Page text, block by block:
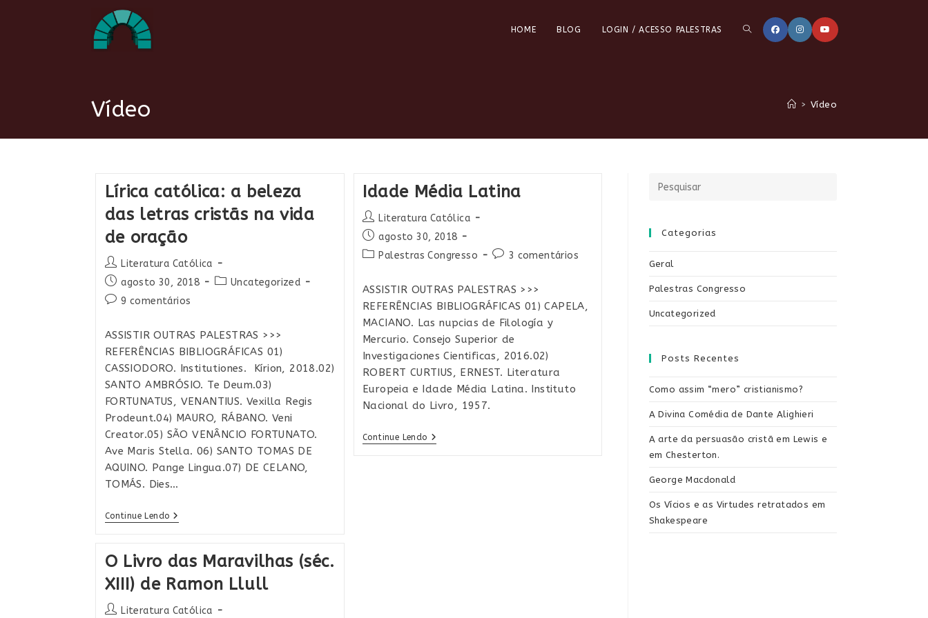
HOME BLOG LOGIN / ACESSO PALESTRAS ALTERNAR
Vídeo > Vídeo
Lírica católica: a beleza
das letras cristãs na vida
de oração
Autor
do
post:
Literatura Católica
Post
publicado:
agosto 30, 2018
Categoria
Uncategorized
Comentários
post:
9 comentários
ASSISTIR OUTRAS PALESTRAS >>>
REFERÊNCIAS BIBLIOGRÁFICAS 01)
CASSIODORO. Institutiones. Kírion, 2018.02)
SANTO AMBRÓSIO. Te Deum.03)
FORTUNATUS, VENANTIUS. Vexilla Regis
Prodeunt.04) MAURO, RÁBANO. Veni
Creator.05) SÃO VENÂNCIO FORTUNATO.
Ave Maris Stella. 06) SANTO TOMAS DE
AQUINO. Pange Lingua.07) DE CELANO,
TOMÁS. Dies…
Continue LendoLírica
Católica:
Das
Letras
Cristãs
Na
Vida
De
Idade Média Latina​
Autor
do
post:
Literatura Católica
Post
publicado:
agosto 30, 2018
Categoria
post:
Palestras Congresso
Comentários
post:
3 comentários
ASSISTIR OUTRAS PALESTRAS >>>
REFERÊNCIAS BIBLIOGRÁFICAS 01) CAPELA,
MACIANO. Las nupcias de Filología y
Mercurio. Consejo Superior de
Investigaciones Cientificas, 2016.02)
ROBERT CURTIUS, ERNEST. Literatura
Europeia e Idade Média Latina. Instituto
Nacional do Livro, 1957.
Continue LendoIdade
Média
O Livro das Maravilhas (séc.
XIII) de Ramon Llull
AutorLiteratura Católica
Categorias
Geral
Palestras Congresso
Uncategorized
Posts Recentes
Como assim “mero” cristianismo?
A Divina Comédia de Dante Alighieri
A arte da persuasão cristã em Lewis e
em Chesterton.
George Macdonald
Os Vícios e as Virtudes retratados em
Shakespeare